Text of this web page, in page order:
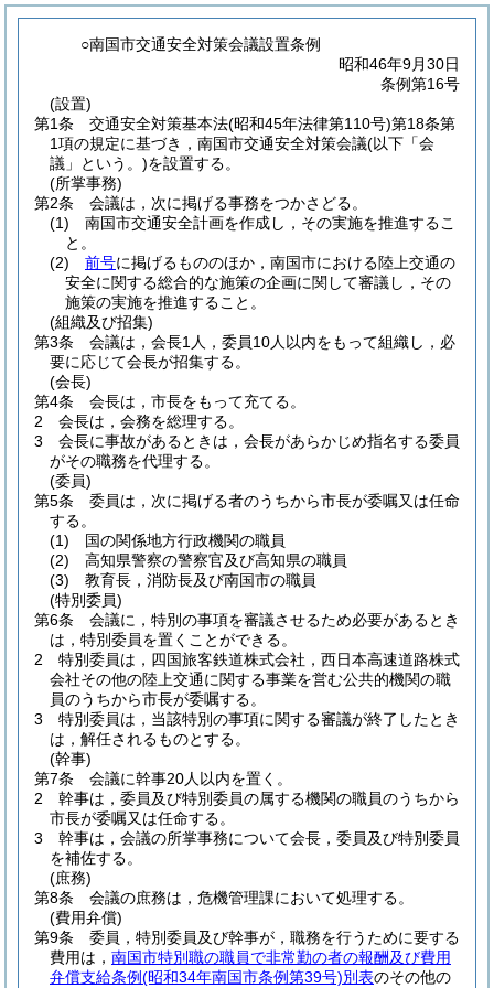
○南国市交通安全対策会議設置条例
昭和46年9月30日
条例第16号
(設置)
第1条
交通安全対策基本法(昭和45年法律第110号)第18条第
1項の規定に基づき，南国市交通安全対策会議(以下「会
議」という。)を設置する。
(所掌事務)
第2条
会議は，次に掲げる事務をつかさどる。
(1)
南国市交通安全計画を作成し，その実施を推進するこ
と。
(2)
前号に掲げるもののほか，南国市における陸上交通の
安全に関する総合的な施策の企画に関して審議し，その
施策の実施を推進すること。
(組織及び招集)
第3条
会議は，会長1人，委員10人以内をもって組織し，必
要に応じて会長が招集する。
(会長)
第4条
会長は，市長をもって充てる。
2
会長は，会務を総理する。
3
会長に事故があるときは，会長があらかじめ指名する委員
がその職務を代理する。
(委員)
第5条
委員は，次に掲げる者のうちから市長が委嘱又は任命
する。
(1)
国の関係地方行政機関の職員
(2)
高知県警察の警察官及び高知県の職員
(3)
教育長，消防長及び南国市の職員
(特別委員)
第6条
会議に，特別の事項を審議させるため必要があるとき
は，特別委員を置くことができる。
2
特別委員は，四国旅客鉄道株式会社，西日本高速道路株式
会社その他の陸上交通に関する事業を営む公共的機関の職
員のうちから市長が委嘱する。
3
特別委員は，当該特別の事項に関する審議が終了したとき
は，解任されるものとする。
(幹事)
第7条
会議に幹事20人以内を置く。
2
幹事は，委員及び特別委員の属する機関の職員のうちから
市長が委嘱又は任命する。
3
幹事は，会議の所掌事務について会長，委員及び特別委員
を補佐する。
(庶務)
第8条
会議の庶務は，危機管理課において処理する。
(費用弁償)
第9条
委員，特別委員及び幹事が，職務を行うために要する
費用は， 南国市特別職の職員で非常勤の者の報酬及び費用
弁償支給条例(昭和34年南国市条例第39号)別表のその他の